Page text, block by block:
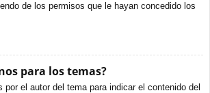
de los permisos que le hayan concedido los
para los temas?
por el autor del tema para indicar el contenido del